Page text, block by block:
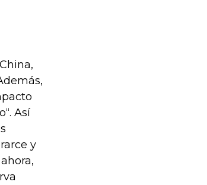
Así
y